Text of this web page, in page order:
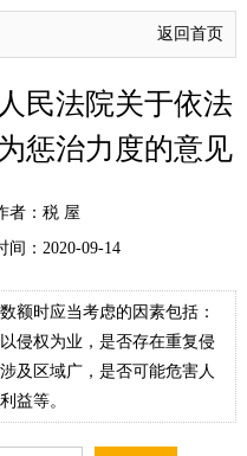
返回首页
民法院关于依法
惩治力度的意见
者：税 屋
间：2020-09-14
额时应当考虑的因素包括：
侵权为业，是否存在重复侵
及区域广，是否可能危害人
益等。